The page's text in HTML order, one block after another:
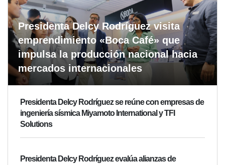
Presidenta Delcy Rodríguez visita
emprendimiento «Boca Café» que
impulsa la producción nacional hacia
mercados internacionales
Presidenta Delcy Rodríguez se reúne con empresas de
ingeniería sísmica Miyamoto International y TFI
Solutions
Presidenta Delcy Rodríguez evalúa alianzas de